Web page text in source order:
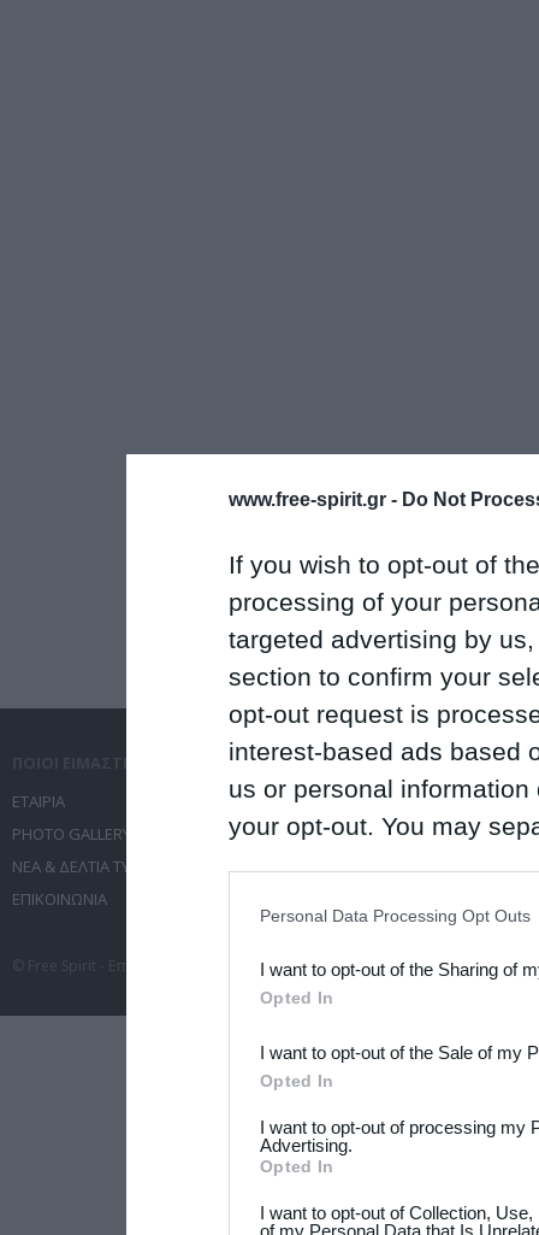
www.free-spirit.gr - Do Not
If you wish to opt-out of
processing of your
targeted advertising by
section to confirm your
opt-out request is
interest-based ads based
us or personal
your opt-out. You may
Downstream Participants
third parties.
Please note that this
not limited to your visit or
your data for below
Personal Data Processing Opt Outs
I want to opt-out of the Sharing of
Opted In
I want to opt-out of the Sale of my
Opted In
I want to opt-out of processing my
Advertising.
Opted In
I want to opt-out of Collection,
of my Personal Data that Is
ΕΤΑΙΡΙΑ
PHOTO GALLERY
ΝΕΑ & ΔΕΛΤΙΑ ΤΥΠΟΥ
ΕΠΙΚΟΙΝΩΝΙΑ
ΤΙ ΚΑΝΟΥΜΕ
ΥΠΗΡΕΣΙΕΣ ΕΠΙΚΟΙΝΩΝΙΑΣ
ΔΙΟΡΓΑΝΩΣΗ ΕΚΔΗΛΩΣΕΩΝ
ΤΑΞΙΔΙΑ
© Free Spirit - Επικοινωνία - Οργάνωση Εκδηλώσεων - Ταξίδια 2012-2026